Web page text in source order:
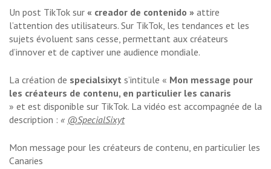
Un post TikTok sur « creador de contenido » attire
l’attention des utilisateurs. Sur TikTok, les tendances et les
sujets évoluent sans cesse, permettant aux créateurs
d’innover et de captiver une audience mondiale.
La création de specialsixyt s’intitule « Mon message pour
les créateurs de contenu, en particulier les canaris
» et est disponible sur TikTok. La vidéo est accompagnée de la
description : « @SpecialSixyt
Mon message pour les créateurs de contenu, en particulier les
Canaries